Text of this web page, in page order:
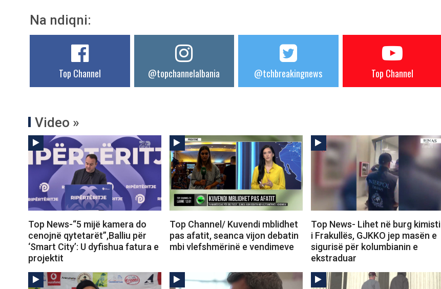
Na ndiqni:
Top Channel @topchannelalbania @tchbreakingnews Top Channel
Video »
Top News-“5 mijë kamera do
cenojnë qytetarët”,Balliu për
‘Smart City’: U dyfishua fatura e
projektit
Top Channel/ Kuvendi mblidhet
pas afatit, seanca vijon debatin
mbi vlefshmërinë e vendimeve
Top News- Lihet në burg kimisti
i Frakullës, GJKKO jep masën e
sigurisë për kolumbianin e
ekstraduar